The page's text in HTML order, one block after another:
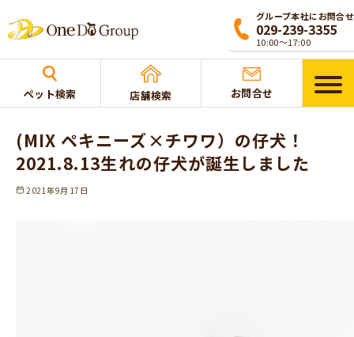
グループ本社にお問合せ
029-239-3355
10:00〜17:00
ペット検索 店舗検索 お問合せ
ペットを探す
ご購入方法
(MIX ペキニーズ×チワワ）の仔犬！
2021.8.13生れの仔犬が誕生しました
2021年9月17日